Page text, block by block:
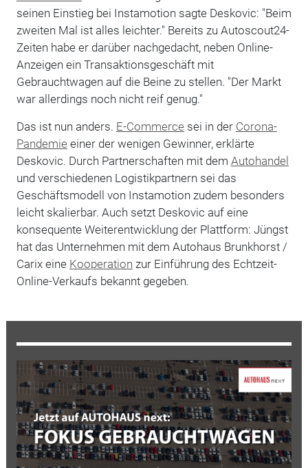
seinen Einstieg bei Instamotion sagte Deskovic: "Beim
zweiten Mal ist alles leichter." Bereits zu Autoscout24-
Zeiten habe er darüber nachgedacht, neben Online-
Anzeigen ein Transaktionsgeschäft mit
Gebrauchtwagen auf die Beine zu stellen. "Der Markt
war allerdings noch nicht reif genug."
Das ist nun anders. E-Commerce sei in der Corona-
Pandemie einer der wenigen Gewinner, erklärte
Deskovic. Durch Partnerschaften mit dem Autohandel
und verschiedenen Logistikpartnern sei das
Geschäftsmodell von Instamotion zudem besonders
leicht skalierbar. Auch setzt Deskovic auf eine
konsequente Weiterentwicklung der Plattform: Jüngst
hat das Unternehmen mit dem Autohaus Brunkhorst /
Carix eine Kooperation zur Einführung des Echtzeit-
Online-Verkaufs bekannt gegeben.